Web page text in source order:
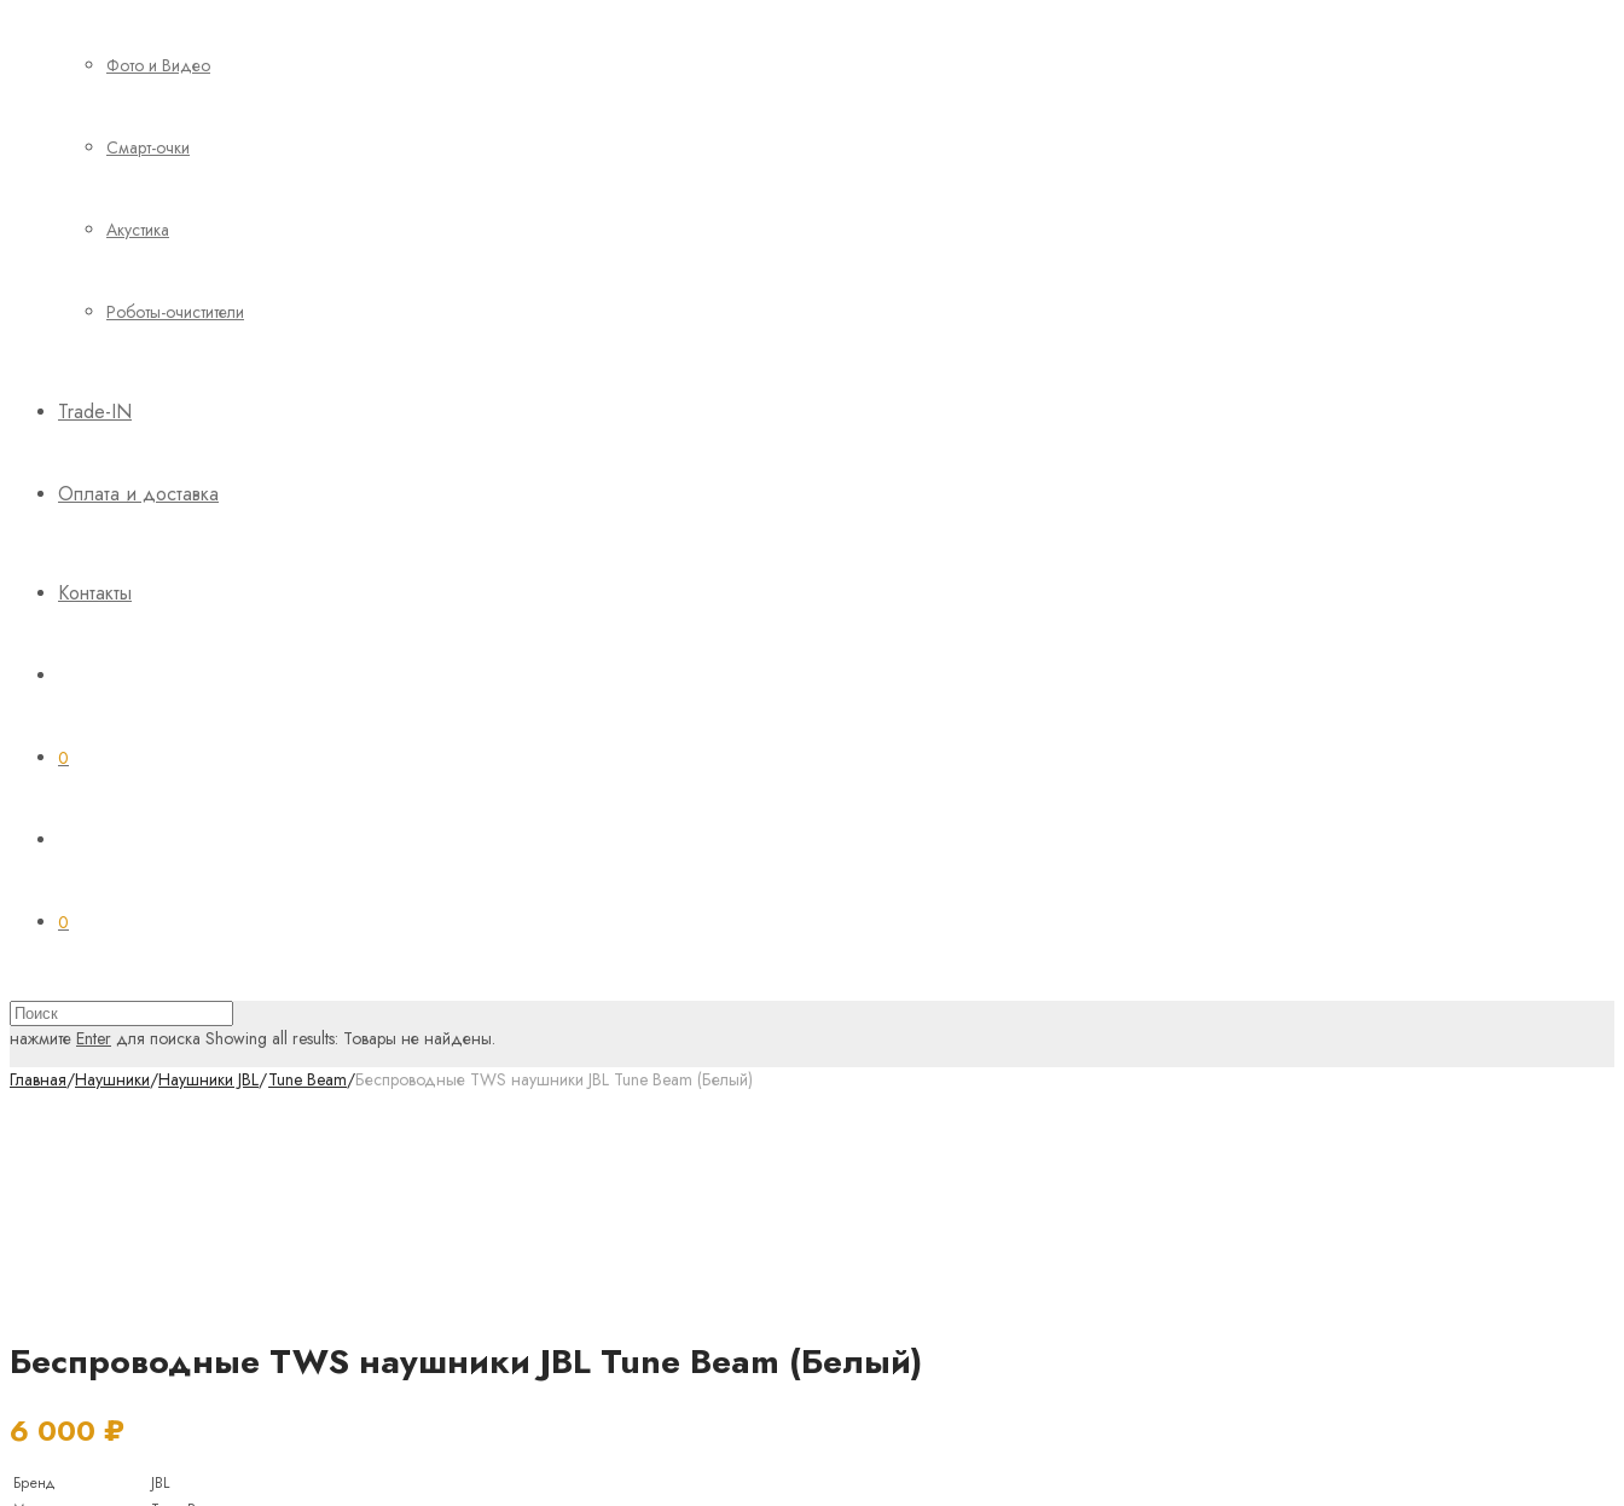
Фото и Видео
Смарт-очки
Акустика
Роботы-очистители
Trade-IN
Оплата и доставка
Контакты
0
0
нажмите Enter для поиска Showing all results: Товары не найдены.
Главная/Наушники/Наушники JBL/Tune Beam/Беспроводные TWS наушники JBL Tune Beam (Белый)
Беспроводные TWS наушники JBL Tune Beam (Белый)
6 000 ₽
Бренд
JBL